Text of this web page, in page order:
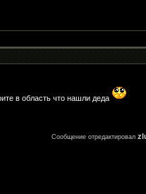
в область что нашли деда
Сообщение отредактировал